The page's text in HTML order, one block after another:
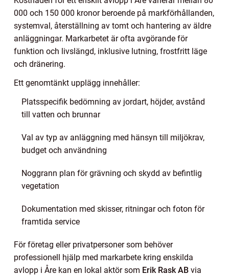
000 och 150 000 kronor beroende på markförhållanden,
systemval, återställning av tomt och hantering av äldre
anläggningar. Markarbetet är ofta avgörande för
funktion och livslängd, inklusive lutning, frostfritt läge
och dränering.
Ett genomtänkt upplägg innehåller:
Platsspecifik bedömning av jordart, höjder, avstånd
till vatten och brunnar
Val av typ av anläggning med hänsyn till miljökrav,
budget och användning
Noggrann plan för grävning och skydd av befintlig
vegetation
Dokumentation med skisser, ritningar och foton för
framtida service
För företag eller privatpersoner som behöver
professionell hjälp med markarbete kring enskilda
avlopp i Åre kan en lokal aktör som Erik Rask AB via